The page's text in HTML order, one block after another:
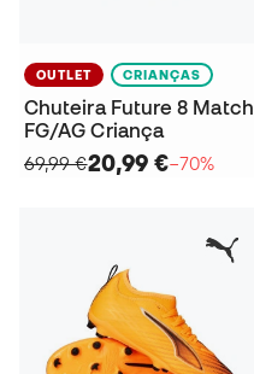
OUTLET CRIANÇAS
Chuteira Future 8 Match
FG/AG Criança
69,99 €20,99 €−70%